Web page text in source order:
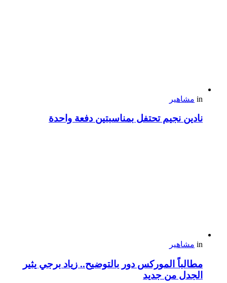
in مشاهير
نادين نجيم تحتفل بمناسبتين دفعة واحدة
in مشاهير
مطالباً الموركس دور بالتوضيح.. زياد برجي يثير
الجدل من جديد